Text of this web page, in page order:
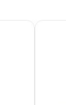
Hyatt